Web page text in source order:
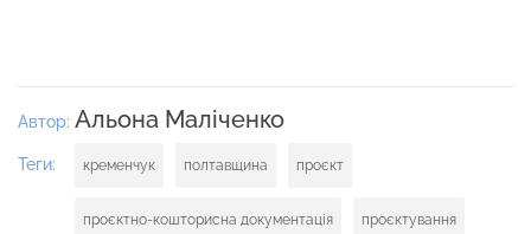
Автор: Альона Маліченко
Теги: кременчук полтавщина проєкт
проєктно-кошторисна документація проєктування